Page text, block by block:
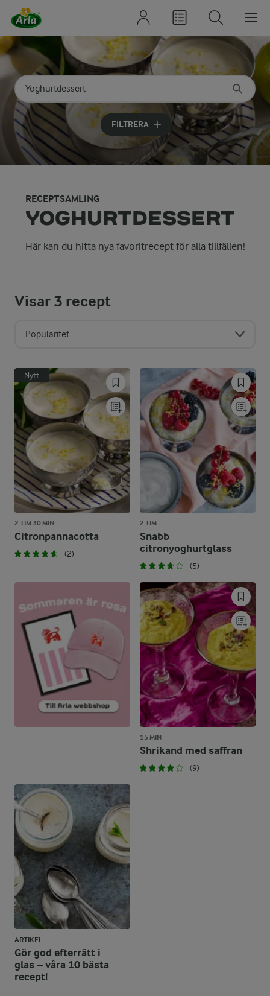
Sök på kategori eller ingrediens
Skriv in sökord för att få förslag
FILTRERA
RECEPTSAMLING
YOGHURTDESSERT
Här kan du hitta nya favoritrecept för alla tillfällen!
Visar3 recept
Popularitet
Nytt
2 TIM 30 MIN
Citronpannacotta
(2)
2 TIM
Snabb
citronyoghurtglass
(5)
15 MIN
Shrikand med saffran
(9)
ARTIKEL
Gör god efterrätt i
glas – våra 10 bästa
recept!